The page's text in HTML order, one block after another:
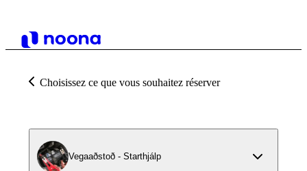
Choisissez ce que vous souhaitez réserver
Vegaaðstoð - Starthjálp